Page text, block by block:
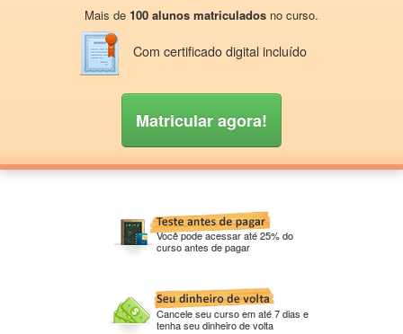
Mais de 100 alunos matriculados no curso.
Com certificado digital incluído
Matricular agora!
Você pode acessar até 25% do
curso antes de pagar
Cancele seu curso em até 7 dias e
tenha seu dinheiro de volta